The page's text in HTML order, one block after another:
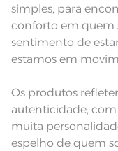
simples, para
conforto em quem
sentimento de
estamos em
Os produtos
autenticidade, com
muita
espelho de quem